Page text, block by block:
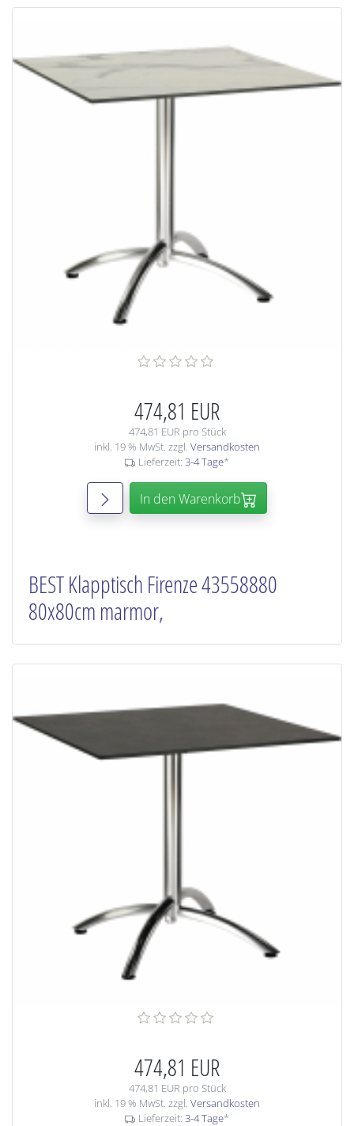
474,81 EUR
474,81 EUR pro Stück
inkl. 19 % MwSt. zzgl. Versandkosten
Lieferzeit: 3-4 Tage*
In den Warenkorb
BEST Klapptisch Firenze 43558880
80x80cm marmor,
474,81 EUR
474,81 EUR pro Stück
inkl. 19 % MwSt. zzgl. Versandkosten
Lieferzeit: 3-4 Tage*